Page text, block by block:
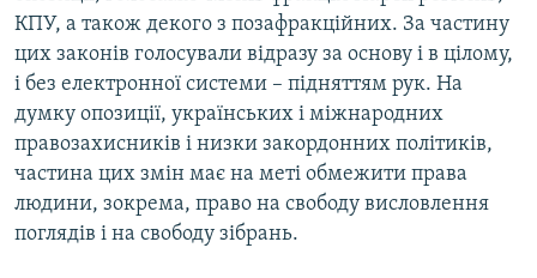
КПУ, а також декого з позафракційних. За частину
цих законів голосували відразу за основу і в цілому,
і без електронної системи – підняттям рук. На
думку опозиції, українських і міжнародних
правозахисників і низки закордонних політиків,
частина цих змін має на меті обмежити права
людини, зокрема, право на свободу висловлення
поглядів і на свободу зібрань.